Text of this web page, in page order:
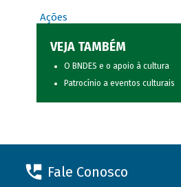
Ações
VEJA TAMBÉM
O BNDES e o apoio à cultura
Patrocínio a eventos culturais
Fale Conosco